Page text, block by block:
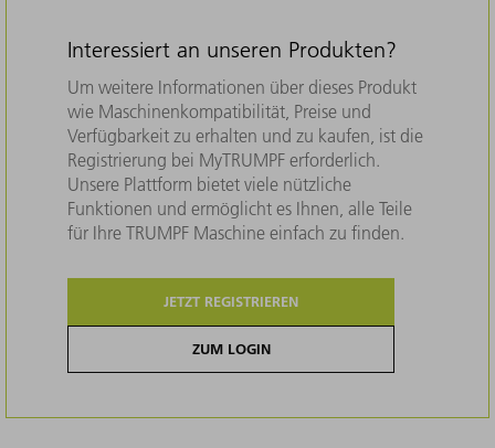
Interessiert an unseren Produkten?
Um weitere Informationen über dieses Produkt
wie Maschinenkompatibilität, Preise und
Verfügbarkeit zu erhalten und zu kaufen, ist die
Registrierung bei MyTRUMPF erforderlich.
Unsere Plattform bietet viele nützliche
Funktionen und ermöglicht es Ihnen, alle Teile
für Ihre TRUMPF Maschine einfach zu finden.
JETZT REGISTRIEREN
ZUM LOGIN